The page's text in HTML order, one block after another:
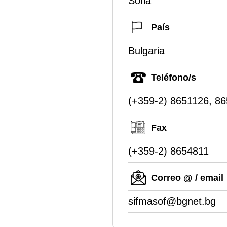
País
Bulgaria
Teléfono/s
(+359-2) 8651126,
Fax
(+359-2) 8654811
Correo @ / email
sifmasof@bgnet.bg